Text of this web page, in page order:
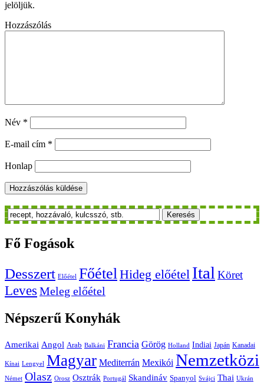
jelöljük.
Hozzászólás
Név *
E-mail cím *
Honlap
Keresés
Fő Fogások
Desszert Előétel FőételHideg előétel Ital Köret
Leves Meleg előétel
Népszerű Konyhák
Amerikai Angol Arab Balkáni Francia Görög Holland Indiai Japán Kanadai
Kínai Lengyel Magyar Mediterrán Mexikói Nemzetközi
Német Olasz Orosz Osztrák Portugál Skandináv Spanyol Svájci Thai Ukrán